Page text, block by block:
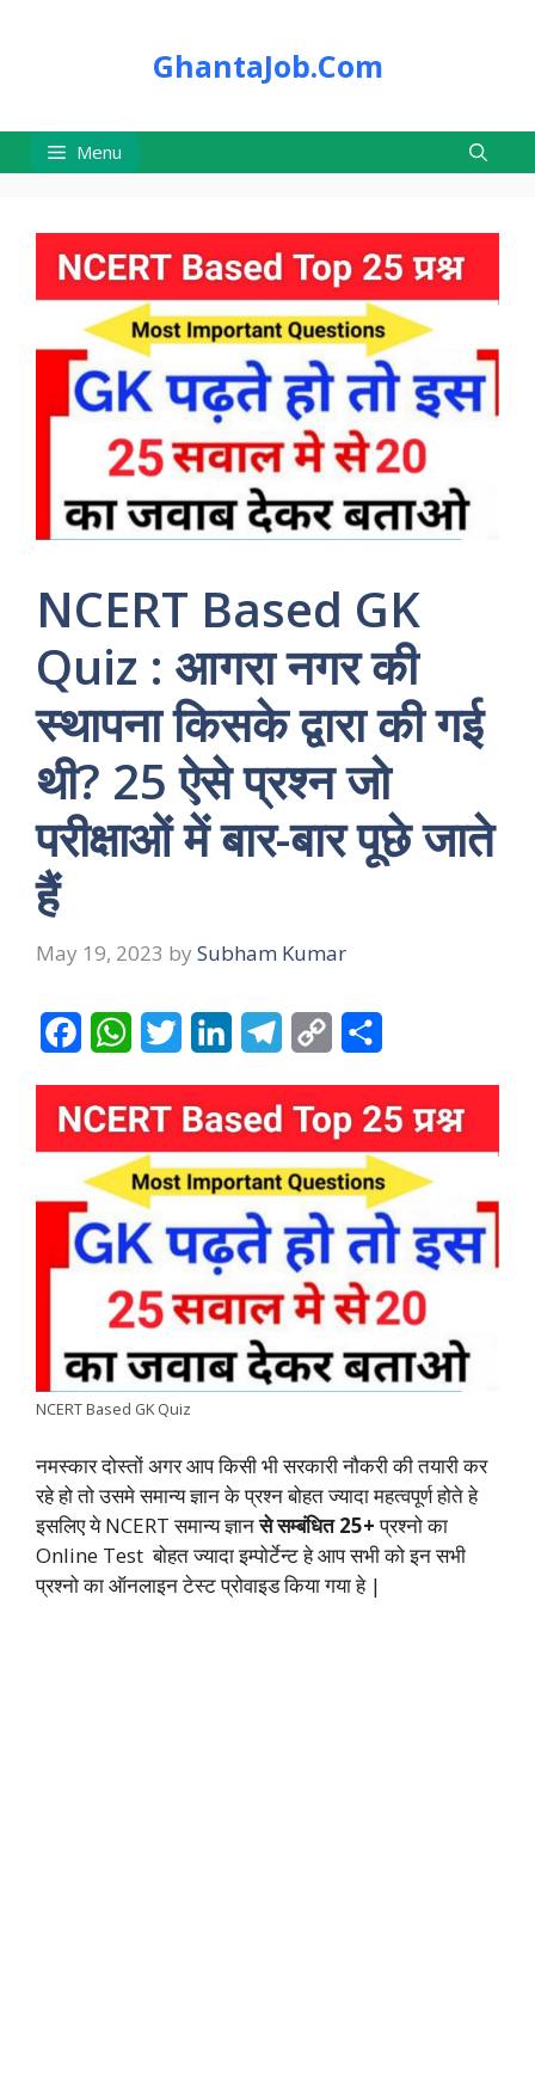
GhantaJob.Com
Menu
NCERT Based GK
Quiz : आगरा नगर की
स्थापना किसके द्वारा की गई
थी? 25 ऐसे प्रश्न जो
परीक्षाओं में बार-बार पूछे जाते
हैं
May 19, 2023 by Subham Kumar
c
e
b
o
W
a
t
s
A
p
i
t
t
e
n
k
e
d
n
l
e
g
r
a
m
p
y
L
i
k
a
r
e
NCERT Based GK Quiz
नमस्कार दोस्तों अगर आप किसी भी सरकारी नौकरी की तयारी कर
रहे हो तो उसमे समान्य ज्ञान के प्रश्न बोहत ज्यादा महत्वपूर्ण होते हे
इसलिए ये NCERT समान्य ज्ञानसे सम्बंधित 25+प्रश्नो का
Online Test बोहत ज्यादा इम्पोर्टेन्ट हे आप सभी को इन सभी
प्रश्नो का ऑनलाइन टेस्ट प्रोवाइड किया गया हे |